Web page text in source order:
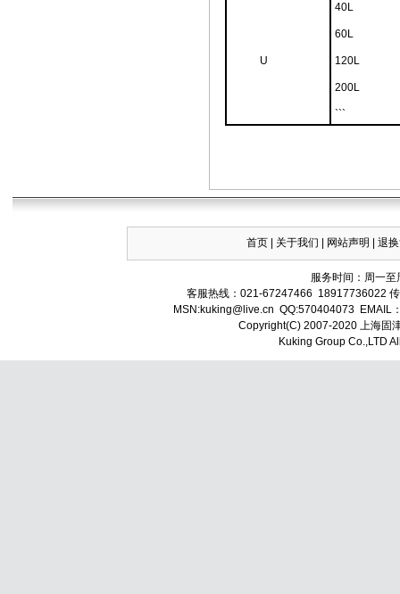
U
40L
60L
120L
200L
```
首页 关于我们 网站声明 |退
服务时间：周一
客服热线：021-67247466 18917736022
MSN:kuking@live.cn QQ:570404073 EMAIL
Copyright(C) 2007-2020 上海
Kuking Group Co.,LTD